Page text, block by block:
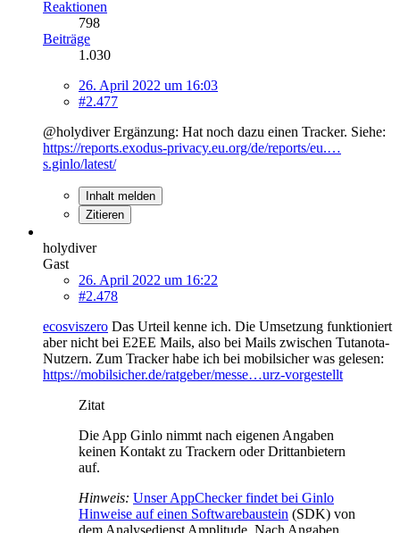
Reaktionen
798
Beiträge
1.030
26. April 2022 um 16:03
#2.477
@holydiver Ergänzung: Hat noch dazu einen Tracker. Siehe:
https://reports.exodus-privacy.eu.org/de/reports/eu.…
s.ginlo/latest/
Inhalt melden
Zitieren
holydiver
Gast
26. April 2022 um 16:22
#2.478
ecosviszero Das Urteil kenne ich. Die Umsetzung funktioniert
aber nicht bei E2EE Mails, also bei Mails zwischen Tutanota-
Nutzern. Zum Tracker habe ich bei mobilsicher was gelesen:
https://mobilsicher.de/ratgeber/messe…urz-vorgestellt
Zitat
Die App Ginlo nimmt nach eigenen Angaben
keinen Kontakt zu Trackern oder Drittanbietern
auf.
Hinweis: Unser AppChecker findet bei Ginlo
Hinweise auf einen Softwarebaustein (SDK) von
dem Analysedienst Amplitude. Nach Angaben